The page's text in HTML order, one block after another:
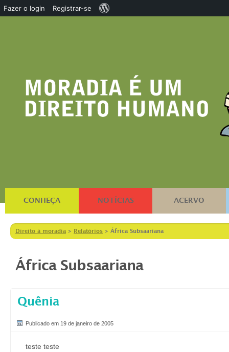
CONHEÇA NOTÍCIAS ACERVO
Direito à moradia > Relatórios > África Subsaariana
África Subsaariana
Quênia
Publicado em 19 de janeiro de 2005
teste teste
Fazer o login Registrar-se